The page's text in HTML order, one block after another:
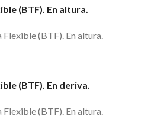
(BTF). En altura.
(BTF). En altura.
(BTF). En deriva.
(BTF). En altura.